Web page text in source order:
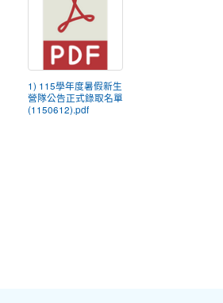
1) 115學年度暑假新生
營隊公告正式錄取名單
(1150612).pdf